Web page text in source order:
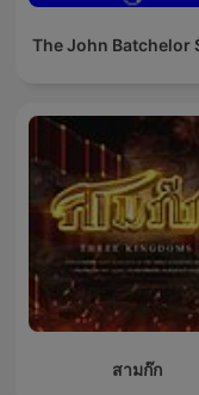
The John Batchelor
สามก๊ก